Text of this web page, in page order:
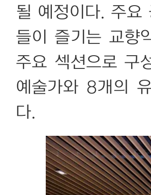
될 예정이다. 주
들이 즐기는 교향
주요 섹션으로
예술가와 8개의
다.